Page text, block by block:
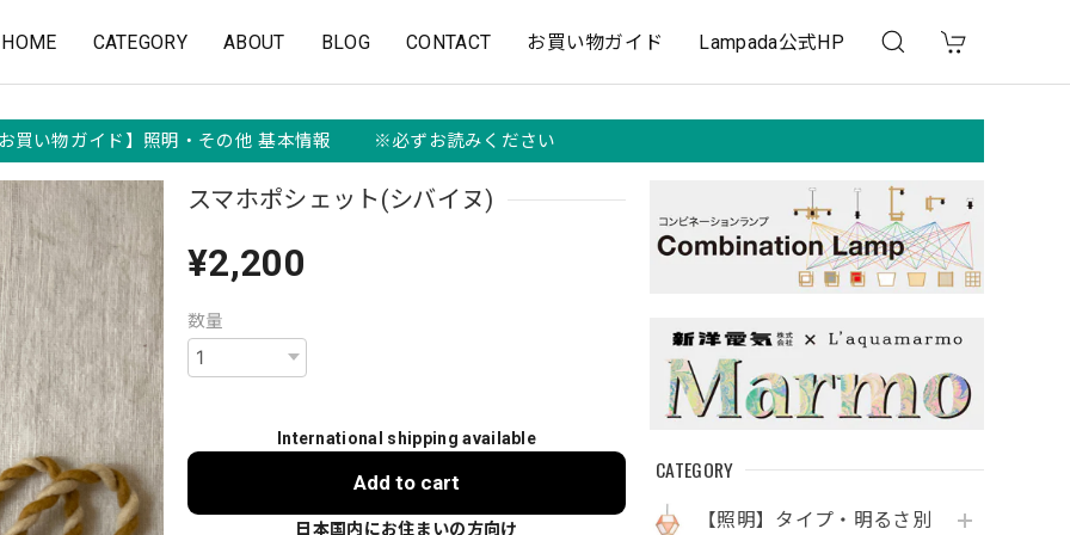
HOME CATEGORY ABOUT BLOG CONTACT お買い物ガイド Lampada公式HP
買い物ガイド】照明・その他 基本情報 ※必ずお読みください
CATEGORY
【照明】タイプ・明るさ別
スマホポシェット(シバイヌ)
¥2,200
数量
International shipping available
Add to cart
日本国内にお住まいの方向け